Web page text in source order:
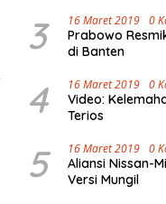
3 16 Maret 2019 0
Prabowo
di Banten
4 16 Maret 2019 0
Video:
Terios
5 16 Maret 2019 0
Aliansi Nissan-
Versi Mungil